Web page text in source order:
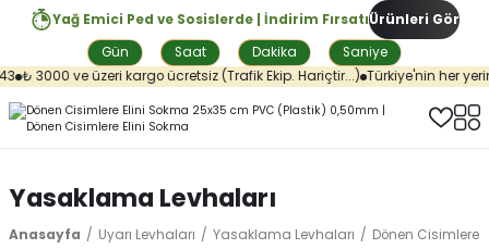
Yağ Emici Ped ve Sosislerde | İndirim Fırsatı
Gün
Saat Dakika Saniye
Ürünleri Gör
₺ 3000 ve üzeri kargo ücretsiz (Trafik Ekip. Hariçtir...) Türkiye'nin her
Yasaklama Levhaları
Anasayfa Uyarı Levhaları Yasaklama Levhaları Dönen Cisimlere